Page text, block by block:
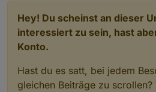
Hey! Du scheinst an dieser
interessiert zu sein, hast
Konto.
Hast du es satt, bei jedem
gleichen Beiträge zu